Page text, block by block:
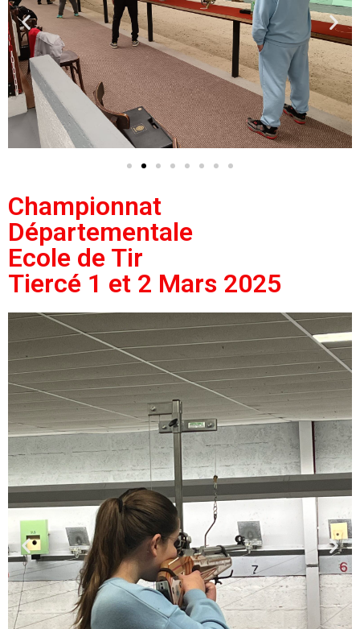
Championnat
Départementale
Ecole de Tir
Tiercé 1 et 2 Mars 2025